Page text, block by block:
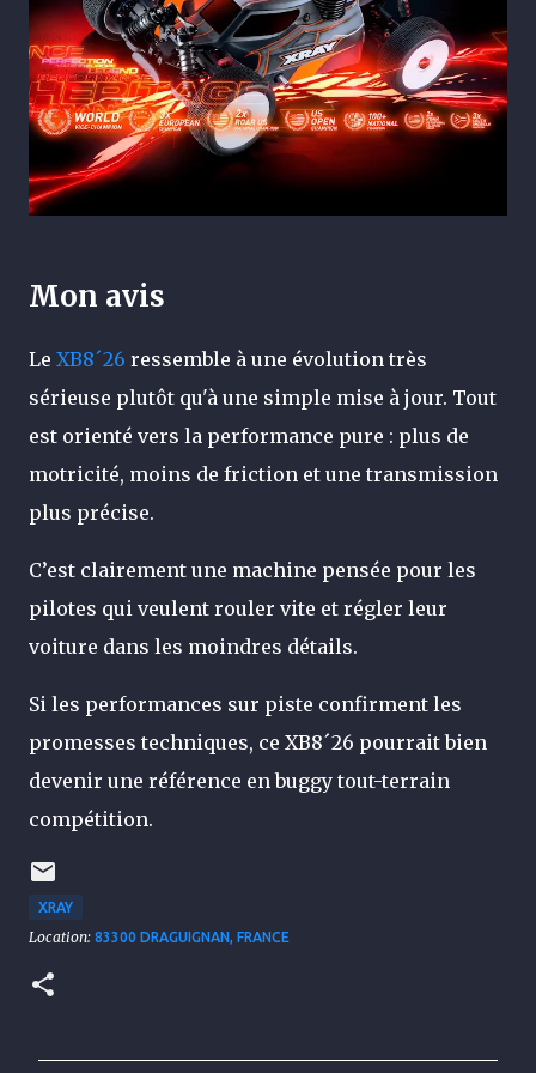
Mon avis
Le XB8´26 ressemble à une évolution très
sérieuse plutôt qu'à une simple mise à jour. Tout
est orienté vers la performance pure : plus de
motricité, moins de friction et une transmission
plus précise.
C’est clairement une machine pensée pour les
pilotes qui veulent rouler vite et régler leur
voiture dans les moindres détails.
Si les performances sur piste confirment les
promesses techniques, ce XB8´26 pourrait bien
devenir une référence en buggy tout-terrain
compétition.
XRAY
Location: 83300 DRAGUIGNAN, FRANCE